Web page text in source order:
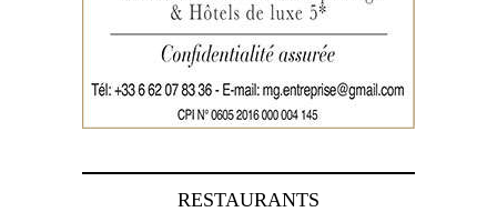
RESTAURANTS